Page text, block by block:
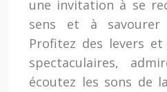
une invitation à se
sens et à savourer
Profitez des levers
spectaculaires,
écoutez les sons de